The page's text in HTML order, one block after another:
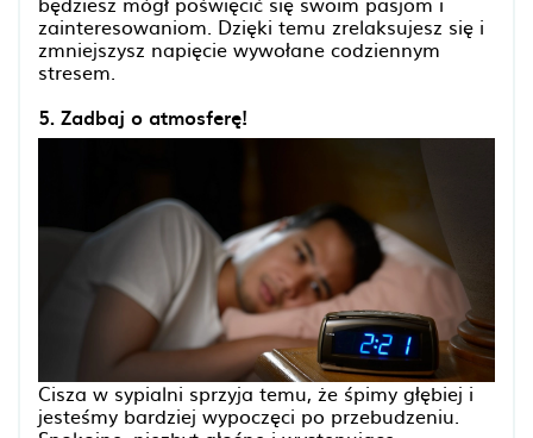
zainteresowaniom. Dzięki temu zrelaksujesz się i
zmniejszysz napięcie wywołane codziennym
stresem.
5. Zadbaj o atmosferę!
Cisza w sypialni sprzyja temu, że śpimy głębiej i
jesteśmy bardziej wypoczęci po przebudzeniu.